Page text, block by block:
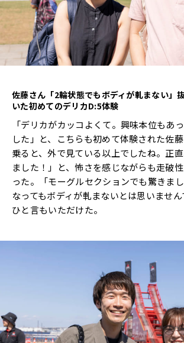
佐藤さん「2輪状態でもボディが軋まない」
いた初めてのデリカD:5体験
「デリカがカッコよくて。興味本位もあ
した」と、こちらも初めて体験された佐
乗ると、外で見ている以上でしたね。正
ました！」と、怖さを感じながらも走破
った。「モーグルセクションでも驚きま
なってもボディが軋まないとは思いませ
ひと言もいただけた。